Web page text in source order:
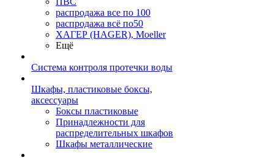
распродажа все по 100
распродажа всё по50
ХАГЕР (HAGER), Moeller
Ещё
Система контроля протечки воды
Шкафы, пластиковые боксы,
аксессуары
Боксы пластиковые
Принадлежности для
распределительных шкафов
Шкафы металлические